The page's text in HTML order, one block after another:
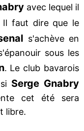
avec lequel il
Il faut dire que le
s'achève en
sous les
. Le club bavarois
Serge Gnabry
cet été sera
libre.